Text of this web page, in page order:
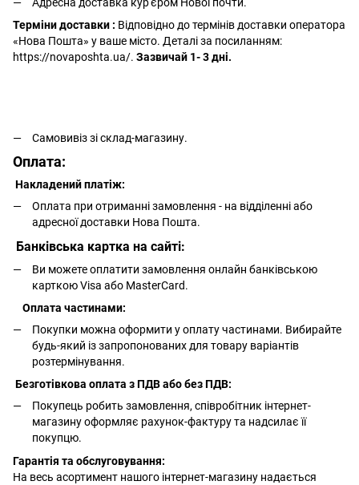
Терміни доставки : Відповідно до термінів доставки оператора
«Нова Пошта» у ваше місто. Деталі за посиланням:
https://novaposhta.ua/. Зазвичай 1- 3 дні.
Самовивіз зі склад-магазину.
Оплата:
Накладений платіж:
Оплата при отриманні замовлення - на відділенні або
адресної доставки Нова Пошта.
Банківська картка на сайті:
Ви можете оплатити замовлення онлайн банківською
карткою Visa або MasterCard.
Оплата частинами:
Покупки можна оформити у оплату частинами. Вибирайте
будь-який із запропонованих для товару варіантів
розтермінування.
Безготівкова оплата з ПДВ або без ПДВ:
Покупець робить замовлення, співробітник інтернет-
магазину оформляє рахунок-фактуру та надсилає її
покупцю.
Гарантія та обслуговування:
На весь асортимент нашого інтернет-магазину надається